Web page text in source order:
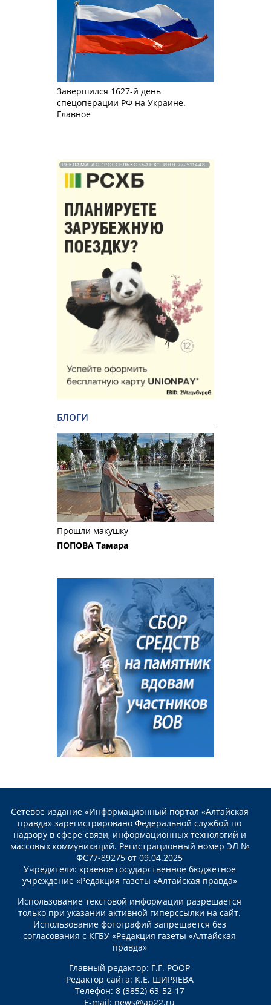
Завершился 1627-й день
спецоперации РФ на Украине.
Главное
РЕКЛАМА АО "РОССЕЛЬХОЗБАНК". ИНН 772511448.
БЛОГИ
Прошли макушку
ПОПОВА Тамара
Сетевое издание «Информационный портал «Алтайская
правда» зарегистрировано Федеральной службой по
надзору в сфере связи, информационных технологий и
массовых коммуникаций. Регистрационный номер ЭЛ №
ФС77-89275 от 09.04.2025
Учредители: краевое государственное бюджетное
учреждение «Редакция газеты «Алтайская правда»
Использование текстовой информации разрешается
только при указании активной гиперссылки на сайт.
Использование фотографий запрещается без
согласования с КГБУ «Редакция газеты «Алтайская
правда»
Главный редактор: Г.Г. РООР
Редактор сайта: К.Е. ШИРЯЕВА
Телефон: 8 (3852) 63-52-17
E-mail: news@ap22.ru